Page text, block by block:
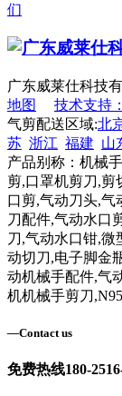
们
广东威莱仕科技
地图
技术支持
气剪配送区域:北
苏 浙江 福建 山
产品别称：机械
剪,口罩机剪刀,剪
口剪,气动刀头,气
刀配件,气动水口
刀,气动水口钳,微
动切刀,电子脚金
动机械手配件,气
机机械手剪刀
—Contact us
免费热线180-